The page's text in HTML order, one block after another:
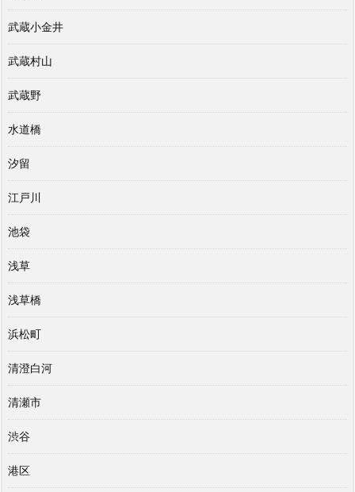
武蔵小金井
武蔵村山
武蔵野
水道橋
汐留
江戸川
池袋
浅草
浅草橋
浜松町
清澄白河
清瀬市
渋谷
港区